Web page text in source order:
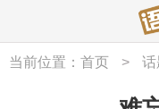
当前位置： 首页 > 话